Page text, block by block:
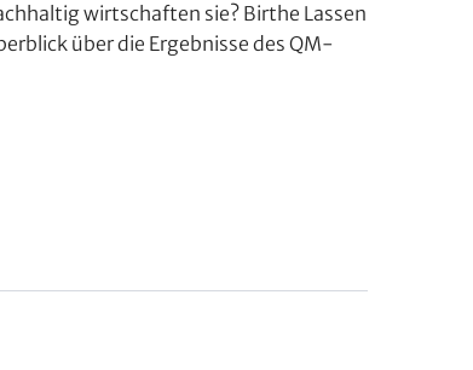
wirtschaften sie? Birthe Lassen
über die Ergebnisse des QM-